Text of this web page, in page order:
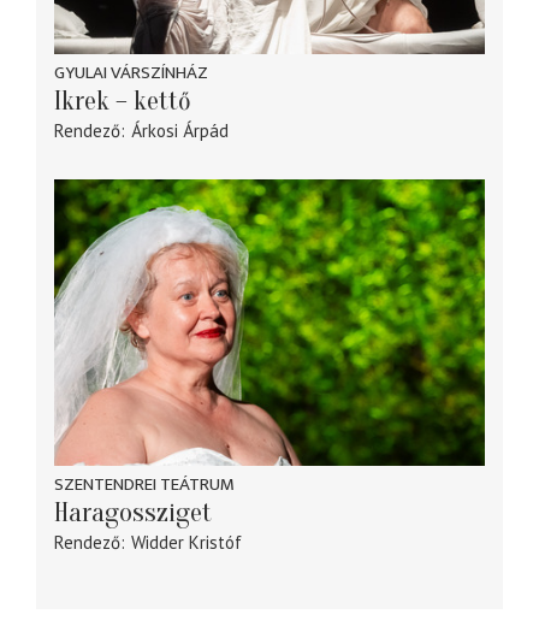
GYULAI VÁRSZÍNHÁZ
Ikrek – kettő
Rendező Árkosi Árpád
SZENTENDREI TEÁTRUM
Haragossziget
Rendező Widder Kristóf